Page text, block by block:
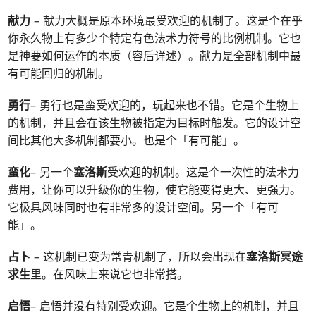
献力– 献力大概是原本环境最受欢迎的机制了。这是个在乎
你永久物上有多少个特定有色法术力符号的比例机制。它也
是神要如何运作的本质（容后详述）。献力是全部机制中最
有可能回归的机制。
勇行– 勇行也是蛮受欢迎的，玩起来也不错。它是个生物上
的机制，并且会在该生物被指定为目标时触发。它的设计空
间比其他大多机制都要小。也是个「有可能」。
蛮化– 另一个塞洛斯受欢迎的机制。这是个一次性的法术力
费用，让你可以升级你的生物，使它能变得更大、更强力。
它极具风味同时也有非常多的设计空间。另一个「有可
能」。
占卜– 这机制已变为常青机制了，所以会出现在塞洛斯冥途
求生里。在风味上来说它也非常搭。
启悟– 启悟并没有特别受欢迎。它是个生物上的机制，并且